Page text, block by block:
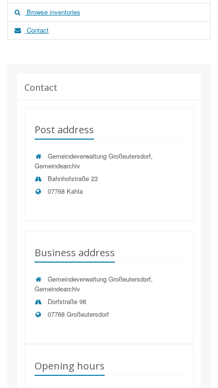
Browse inventories
Contact
Contact
Post address
Gemeindeverwaltung Großeutersdorf,
Gemeindearchiv
Bahnhofstraße 23
07768 Kahla
Business address
Gemeindeverwaltung Großeutersdorf,
Gemeindearchiv
Dorfstraße 98
07768 Großeutersdorf
Opening hours